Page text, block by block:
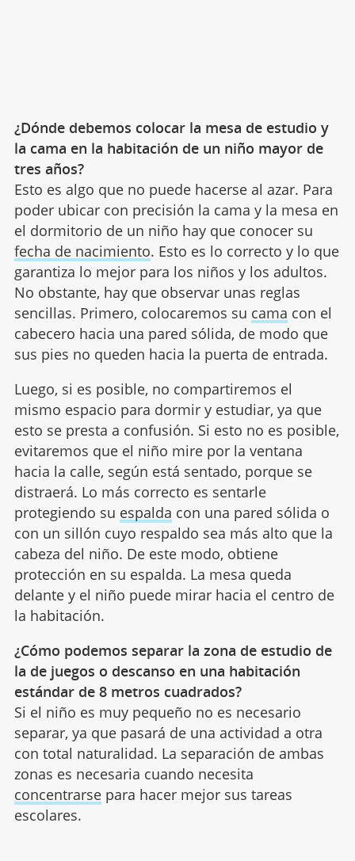
¿Dónde debemos colocar la mesa de estudio y
la cama en la habitación de un niño mayor de
tres años?
Esto es algo que no puede hacerse al azar. Para
poder ubicar con precisión la cama y la mesa en
el dormitorio de un niño hay que conocer su
fecha de nacimiento. Esto es lo correcto y lo que
garantiza lo mejor para los niños y los adultos.
No obstante, hay que observar unas reglas
sencillas. Primero, colocaremos su cama con el
cabecero hacia una pared sólida, de modo que
sus pies no queden hacia la puerta de entrada.
Luego, si es posible, no compartiremos el
mismo espacio para dormir y estudiar, ya que
esto se presta a confusión. Si esto no es posible,
evitaremos que el niño mire por la ventana
hacia la calle, según está sentado, porque se
distraerá. Lo más correcto es sentarle
protegiendo su espalda con una pared sólida o
con un sillón cuyo respaldo sea más alto que la
cabeza del niño. De este modo, obtiene
protección en su espalda. La mesa queda
delante y el niño puede mirar hacia el centro de
la habitación.
¿Cómo podemos separar la zona de estudio de
la de juegos o descanso en una habitación
estándar de 8 metros cuadrados?
Si el niño es muy pequeño no es necesario
separar, ya que pasará de una actividad a otra
con total naturalidad. La separación de ambas
zonas es necesaria cuando necesita
concentrarsepara hacer mejor sus tareas
escolares.